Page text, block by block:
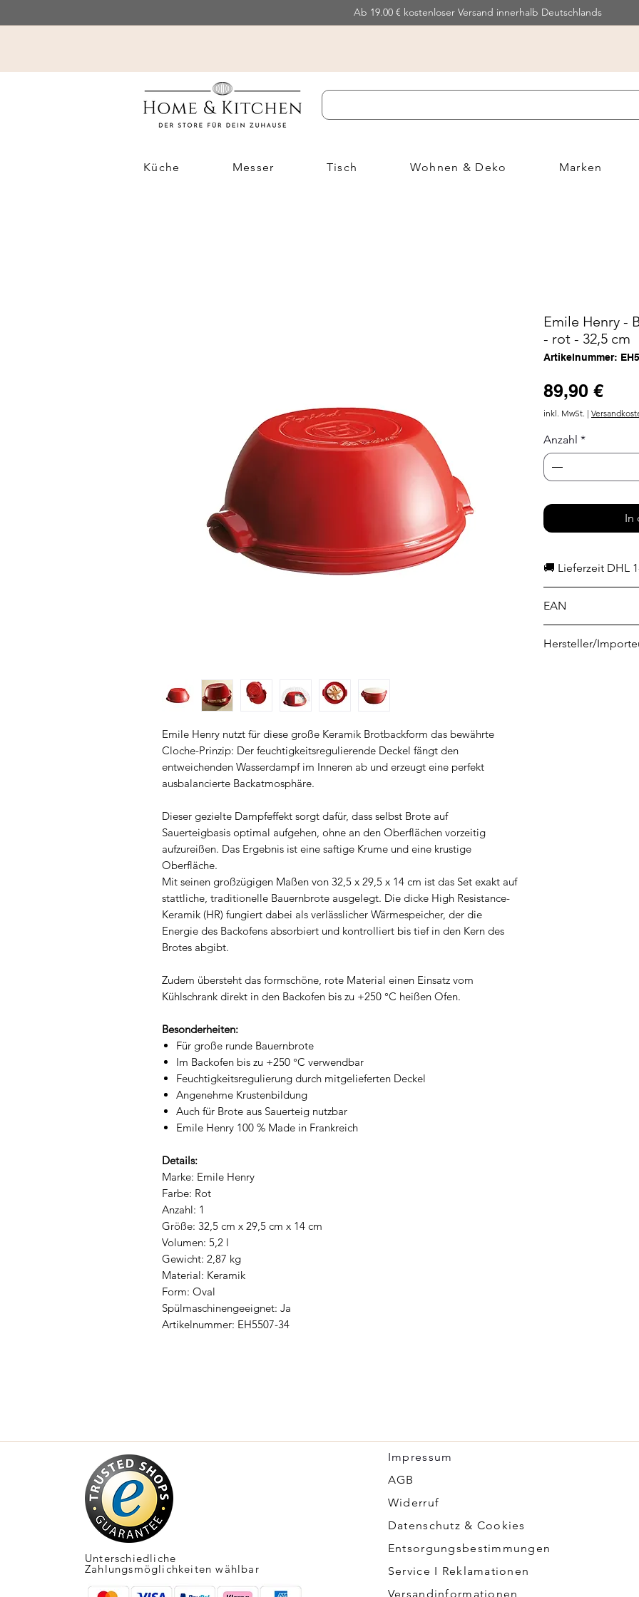
Ab 19.00 € kostenloser Versand innerhalb Deutschlands
Küche Messer Tisch Wohnen & Deko Marken
Emile Henry nutzt für diese große Keramik Brotbackform das bewährte
Cloche-Prinzip: Der feuchtigkeitsregulierende Deckel fängt den
entweichenden Wasserdampf im Inneren ab und erzeugt eine perfekt
ausbalancierte Backatmosphäre.
Dieser gezielte Dampfeffekt sorgt dafür, dass selbst Brote auf
Sauerteigbasis optimal aufgehen, ohne an den Oberflächen vorzeitig
aufzureißen. Das Ergebnis ist eine saftige Krume und eine krustige
Oberfläche.
Mit seinen großzügigen Maßen von 32,5 x 29,5 x 14 cm ist das Set exakt auf
stattliche, traditionelle Bauernbrote ausgelegt. Die dicke High Resistance-
Keramik (HR) fungiert dabei als verlässlicher Wärmespeicher, der die
Energie des Backofens absorbiert und kontrolliert bis tief in den Kern des
Brotes abgibt.
Zudem übersteht das formschöne, rote Material einen Einsatz vom
Kühlschrank direkt in den Backofen bis zu +250 °C heißen Ofen.
Besonderheiten:
Für große runde Bauernbrote
Im Backofen bis zu +250 °C verwendbar
Feuchtigkeitsregulierung durch mitgelieferten Deckel
Angenehme Krustenbildung
Auch für Brote aus Sauerteig nutzbar
Emile Henry 100 % Made in Frankreich
Details:
Marke: Emile Henry
Farbe: Rot
Anzahl: 1
Größe: 32,5 cm x 29,5 cm x 14 cm
Volumen: 5,2 l
Gewicht: 2,87 kg
Material: Keramik
Form: Oval
Spülmaschinengeeignet: Ja
Artikelnummer: EH5507-34
Emile Henry -
- rot - 32,5 cm
Artikelnummer:
89,90 €Preis
inkl. MwSt. |
Anzahl *
In
🚚 Lieferzeit DHL
EAN
Hersteller/
Unterschiedliche
Zahlungsmöglichkeiten wählbar
Impressum
​AGB
Widerruf
Datenschutz & Cookies
Entsorgungsbestimmungen
Service I Reklamationen
Versandinformationen